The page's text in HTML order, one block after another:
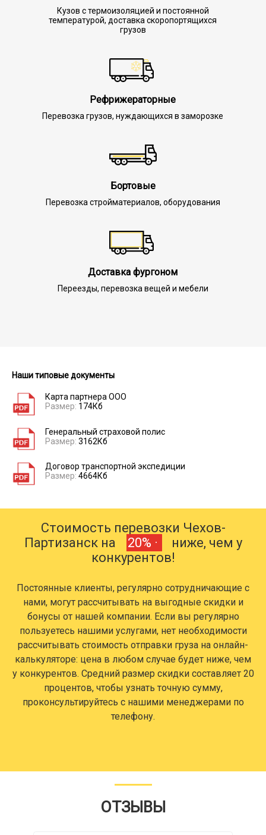
Кузов с термоизоляцией и постоянной
температурой, доставка скоропортящихся
грузов
Рефрижераторные
Перевозка грузов, нуждающихся в заморозке
Бортовые
Перевозка стройматериалов, оборудования
Доставка фургоном
Переезды, перевозка вещей и мебели
Наши типовые документы
Карта партнера ООО
Размер: 174Кб
Генеральный страховой полис
Размер: 3162Кб
Договор транспортной экспедиции
Размер: 4664Кб
Стоимость перевозки Чехов-
Партизанск на
20% ·
ниже, чем у
конкурентов!
Постоянные клиенты, регулярно сотрудничающие с
нами, могут рассчитывать на выгодные скидки и
бонусы от нашей компании. Если вы регулярно
пользуетесь нашими услугами, нет необходимости
рассчитывать стоимость отправки груза на онлайн-
калькуляторе: цена в любом случае будет ниже, чем
у конкурентов. Средний размер скидки составляет 20
процентов, чтобы узнать точную сумму,
проконсультируйтесь с нашими менеджерами по
телефону.
ОТЗЫВЫ